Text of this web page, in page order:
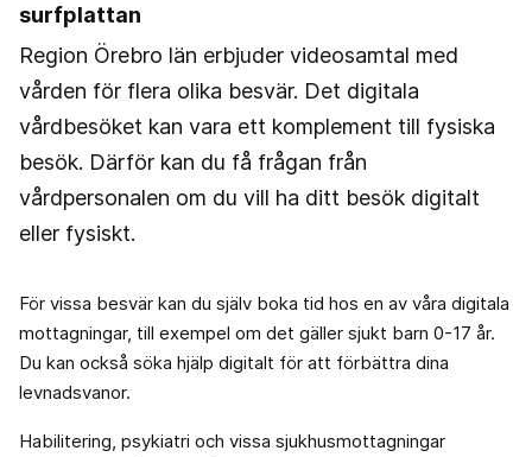
surfplattan
Region Örebro län erbjuder videosamtal med
vården för flera olika besvär. Det digitala
vårdbesöket kan vara ett komplement till fysiska
besök. Därför kan du få frågan från
vårdpersonalen om du vill ha ditt besök digitalt
eller fysiskt.
För vissa besvär kan du själv boka tid hos en av våra digitala
mottagningar, till exempel om det gäller sjukt barn 0-17 år.
Du kan också söka hjälp digitalt för att förbättra dina
levnadsvanor.
Habilitering, psykiatri och vissa sjukhusmottagningar